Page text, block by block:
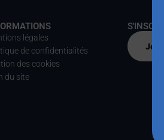
légales
de confidentialités
des cookies
du site
Je